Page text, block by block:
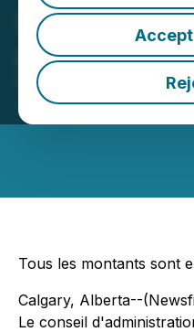
Suncor
dividende
February 03, 2026 5:00
Energy Inc.
Tous les montants sont
Calgary, Alberta--
Le conseil